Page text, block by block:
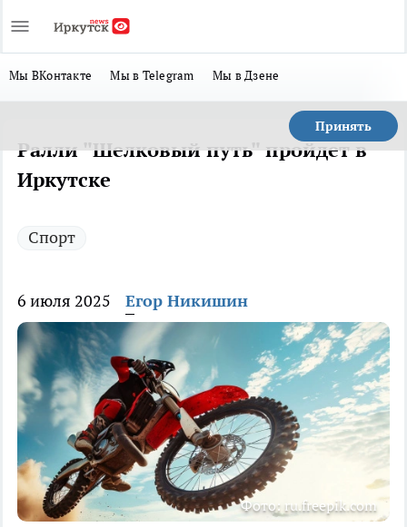
Мы ВКонтакте Мы в Telegram Мы в Дзене
Принять
Ралли "Шелковый путь" пройдет в
Иркутске
Спорт
6 июля 2025 Егор Никишин
Фото: ru.freepik.com